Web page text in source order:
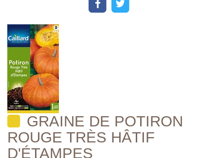
GRAINE DE POTIRON
ROUGE TRÈS HÂTIF
D'ÉTAMPES